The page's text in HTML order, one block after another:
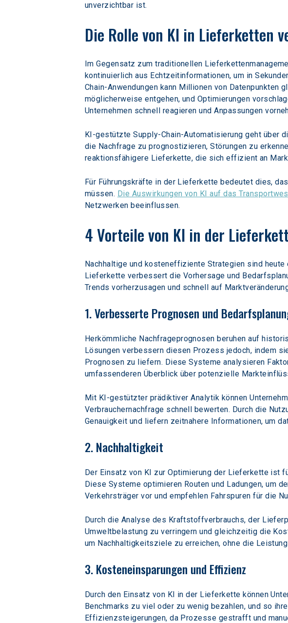
unverzichtbar ist.
Die Rolle von KI in Lieferketten
Im Gegensatz zum traditionellen
kontinuierlich aus Echtzeitinformationen, um in
Chain-Anwendungen kann Millionen von
möglicherweise entgehen, und Optimierungen
Unternehmen schnell reagieren und Anpassungen
KI-gestützte Supply-Chain-Automatisierung geht über
die Nachfrage zu prognostizieren, Störungen zu
reaktionsfähigere Lieferkette, die sich effizient an
Für Führungskräfte in der Lieferkette bedeutet dies,
müssen. Die Auswirkungen von KI auf das
Netzwerken beeinflussen.
4 Vorteile von KI in der
Nachhaltige und kosteneffiziente Strategien sind
Lieferkette verbessert die Vorhersage und
Trends vorherzusagen und schnell auf
1. Verbesserte Prognosen und
Herkömmliche Nachfrageprognosen beruhen auf
Lösungen verbessern diesen Prozess jedoch, indem
Prognosen zu liefern. Diese Systeme analysieren
umfassenderen Überblick über potenzielle
Mit KI-gestützter prädiktiver Analytik können
Verbrauchernachfrage schnell bewerten. Durch die
Genauigkeit und liefern zeitnahere Informationen, um
2. Nachhaltigkeit
Der Einsatz von KI zur Optimierung der Lieferkette ist
Diese Systeme optimieren Routen und Ladungen, um
Verkehrsträger vor und empfehlen Fahrspuren für die
Durch die Analyse des Kraftstoffverbrauchs, der
Umweltbelastung zu verringern und gleichzeitig die
um Nachhaltigkeitsziele zu erreichen, ohne die
3. Kosteneinsparungen und Effizienz
Durch den Einsatz von KI in der Lieferkette können
Benchmarks zu viel oder zu wenig bezahlen, und so
Effizienzsteigerungen, da Prozesse gestrafft und